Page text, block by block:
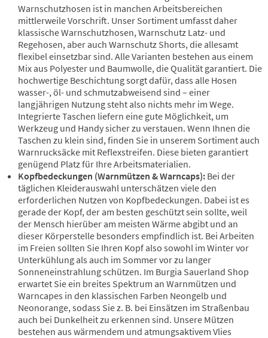
Warnschutzhosen ist in manchen Arbeitsbereichen
mittlerweile Vorschrift. Unser Sortiment umfasst daher
klassische Warnschutzhosen, Warnschutz Latz- und
Regehosen, aber auch Warnschutz Shorts, die allesamt
flexibel einsetzbar sind. Alle Varianten bestehen aus einem
Mix aus Polyester und Baumwolle, die Qualität garantiert. Die
hochwertige Beschichtung sorgt dafür, dass alle Hosen
wasser-, öl- und schmutzabweisend sind – einer
langjährigen Nutzung steht also nichts mehr im Wege.
Integrierte Taschen liefern eine gute Möglichkeit, um
Werkzeug und Handy sicher zu verstauen. Wenn Ihnen die
Taschen zu klein sind, finden Sie in unserem Sortiment auch
Warnrucksäcke mit Reflexstreifen. Diese bieten garantiert
genügend Platz für Ihre Arbeitsmaterialien.
Kopfbedeckungen (Warnmützen & Warncaps): Bei der
täglichen Kleiderauswahl unterschätzen viele den
erforderlichen Nutzen von Kopfbedeckungen. Dabei ist es
gerade der Kopf, der am besten geschützt sein sollte, weil
der Mensch hierüber am meisten Wärme abgibt und an
dieser Körperstelle besonders empfindlich ist. Bei Arbeiten
im Freien sollten Sie Ihren Kopf also sowohl im Winter vor
Unterkühlung als auch im Sommer vor zu langer
Sonneneinstrahlung schützen. Im Burgia Sauerland Shop
erwartet Sie ein breites Spektrum an Warnmützen und
Warncapes in den klassischen Farben Neongelb und
Neonorange, sodass Sie z. B. bei Einsätzen im Straßenbau
auch bei Dunkelheit zu erkennen sind. Unsere Mützen
bestehen aus wärmendem und atmungsaktivem Vlies